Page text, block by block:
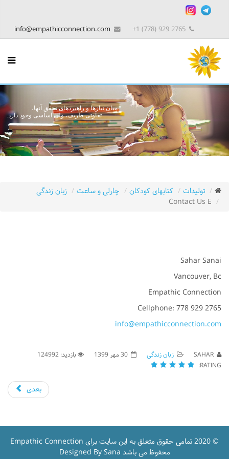
info@empathicconnection.com
میان نیازها و راهبردهای تحقق آنها،
تفاوتی ظریف، ولی اساسی وجود دارد.
تولیدات کتابهای کودکان چارلی و ساعت
زبان زندگی
Contact Us E
Sahar Sanai
Vancouver, Bc
Empathic Connection
Cellphone: 778 929 2765
info@empathicconnection.com
SAHAR زبان زندگی 30 مهر 1399
بازدید: 124992
RATING:
بعدی
© 2020 تمامی حقوق متعلق به این سایت برای Empathic Connection
محفوظ می باشد Designed By Sana